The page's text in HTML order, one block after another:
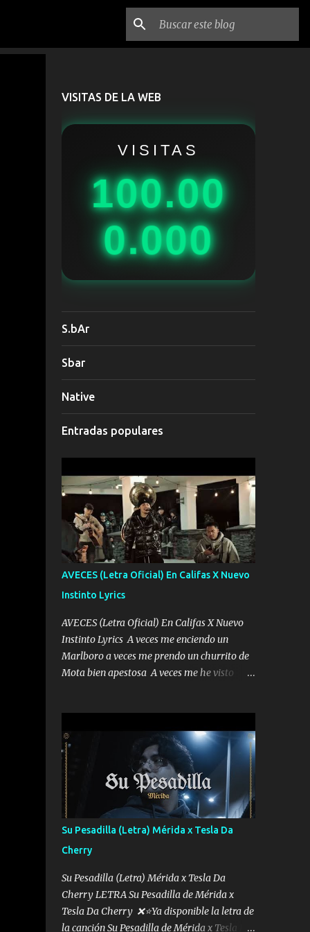
VISITAS DE LA WEB
VISITAS
100.00
0.000
S.bAr
Sbar
Native
Entradas populares
AVECES (Letra Oficial) En Califas X Nuevo
Instinto Lyrics
AVECES (Letra Oficial) En Califas X Nuevo
Instinto Lyrics A veces me enciendo un
Marlboro a veces me prendo un churrito de
Mota bien apestosa A veces me he visto
me mandó yo tengo el control a todos yo les
paro el dedo soy hocicon un malcriado un
malandrón Que Les importa no saben nada
falsas las risas las que me miran hay gente
corriente no quieren verte subir de level
trucha mis plebes Música A veces me pongo
un sombrero a veces me ven la cachucha de
lado con la mirada siempre en alto A veces
me fajó una super o a veces me fajó una
Glock siempre armado todas las
generaciones yo traigo El chiste es que hago
lo que quiero pues así soy me mandó yo
Su Pesadilla (Letra) Mérida x Tesla Da
Cherry
Su Pesadilla (Letra) Mérida x Tesla Da
Cherry LETRA Su Pesadilla de Mérida x
Tesla Da Cherry ❌⭐Ya disponible la letra de
la canción Su Pesadilla de Mérida x Tesla Da